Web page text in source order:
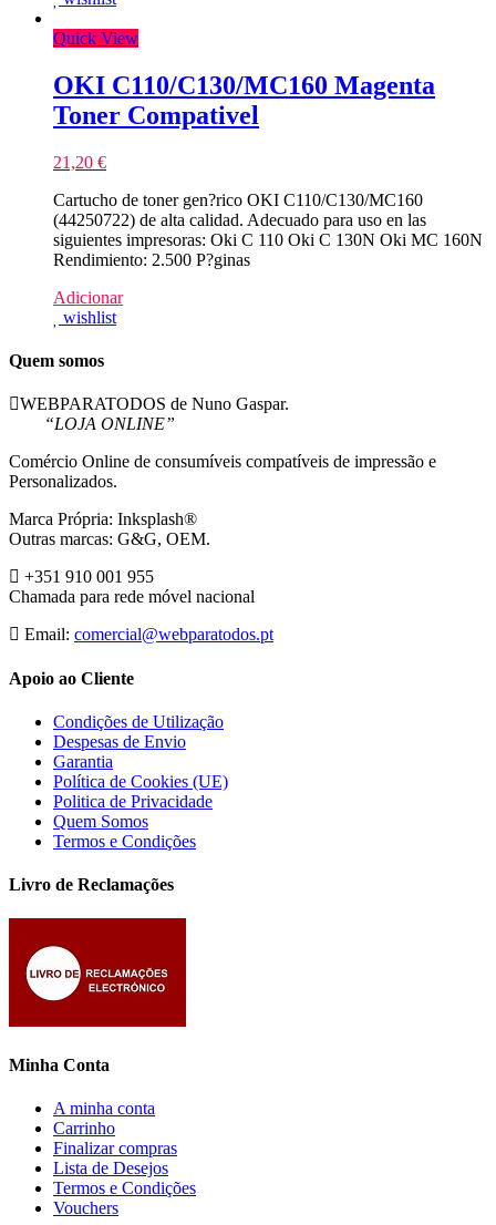
Quick View
OKI C110/C130/MC160 Magenta
Toner Compativel
21,20 €
Cartucho de toner gen?rico OKI C110/C130/MC160
(44250722) de alta calidad. Adecuado para uso en las
siguientes impresoras: Oki C 110 Oki C 130N Oki MC 160N
Rendimiento: 2.500 P?ginas
Adicionar
wishlist
Quem somos
WEBPARATODOS de Nuno Gaspar.
“LOJA ONLINE”
Comércio Online de consumíveis compatíveis de impressão e
Personalizados.
Marca Própria: Inksplash®
Outras marcas: G&G, OEM.
+351 910 001 955
Chamada para rede móvel nacional
Email: comercial@webparatodos.pt
Apoio ao Cliente
Condições de Utilização
Despesas de Envio
Garantia
Política de Cookies (UE)
Politica de Privacidade
Quem Somos
Termos e Condições
Livro de Reclamações
Minha Conta
A minha conta
Carrinho
Finalizar compras
Lista de Desejos
Termos e Condições
Vouchers